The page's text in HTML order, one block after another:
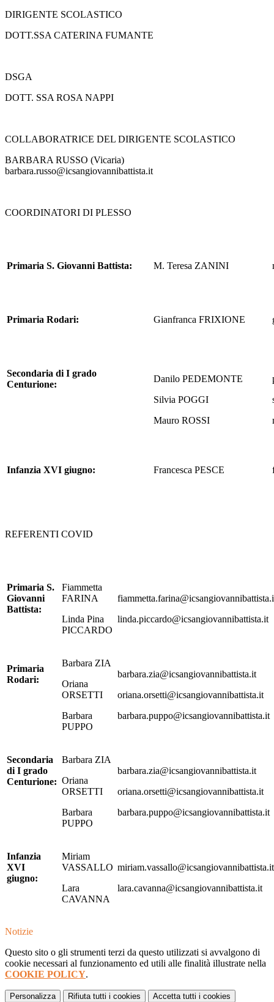
DIRIGENTE SCOLASTICO
DOTT.SSA CATERINA FUMANTE
DSGA
DOTT. SSA ROSA NAPPI
COLLABORATRICE DEL DIRIGENTE SCOLASTICO
BARBARA RUSSO (Vicaria)
barbara.russo@icsangiovannibattista.it
COORDINATORI DI PLESSO
Primaria S. Giovanni Battista: M. Teresa ZANINI
Primaria Rodari: Gianfranca FRIXIONE
Secondaria di I grado
Centurione:
Danilo PEDEMONTE
Silvia POGGI
Mauro ROSSI
Infanzia XVI giugno: Francesca PESCE
REFERENTI COVID
Primaria S.
Giovanni
Battista:
Fiammetta
FARINA
Linda Pina
PICCARDO
linda.piccardo@icsangiovannibattista.it
Primaria
Rodari:
Barbara ZIA
Oriana
ORSETTI
Barbara
PUPPO
barbara.zia@icsangiovannibattista.it
oriana.orsetti@icsangiovannibattista.it
barbara.puppo@icsangiovannibattista.it
Secondaria
di I grado
Centurione:
Barbara ZIA
Oriana
ORSETTI
Barbara
PUPPO
barbara.zia@icsangiovannibattista.it
oriana.orsetti@icsangiovannibattista.it
barbara.puppo@icsangiovannibattista.it
Infanzia
XVI
giugno:
Miriam
VASSALLO
Lara
CAVANNA
miriam.vassallo@icsangiovannibattista.it
lara.cavanna@icsangiovannibattista.it
Notizie
Questo sito o gli strumenti terzi da questo utilizzati si avvalgono di
cookie necessari al funzionamento ed utili alle finalità illustrate nella
COOKIE POLICY.
Personalizza Rifiuta tutti i cookies Accetta tutti i cookies